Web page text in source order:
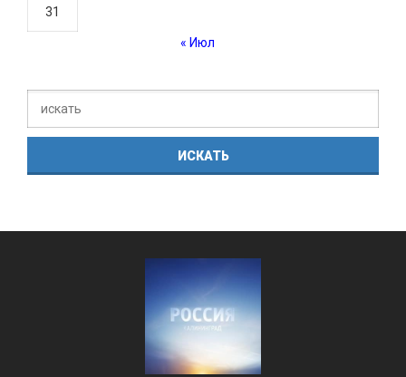
31
« Июл